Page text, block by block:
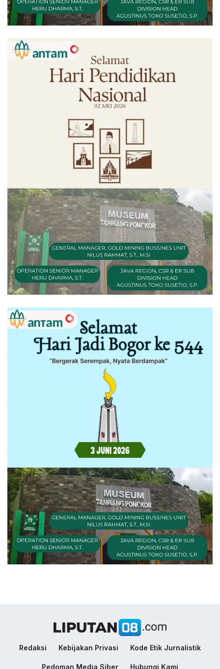
Redaksi Kebijakan Privasi Kode Etik Jurnalistik
Pedoman Media Siber Hubungi Kami